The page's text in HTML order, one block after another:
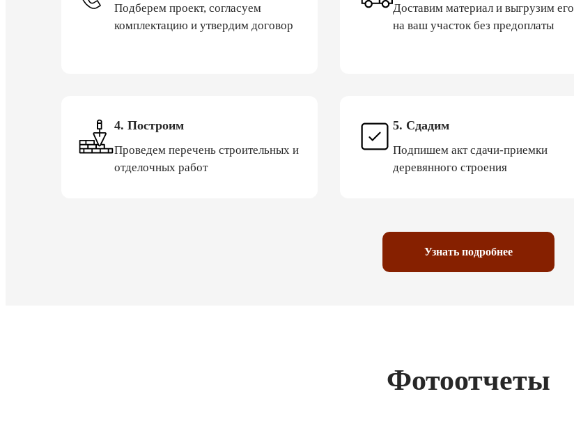
Подберем проект, согласуем
комплектацию и утвердим договор
Доставим материал и выгрузим его
на ваш участок без предоплаты
4. Построим
Проведем перечень строительных и
отделочных работ
5. Сдадим
Подпишем акт сдачи-приемки
деревянного строения
Узнать подробнее
Фотоотчеты